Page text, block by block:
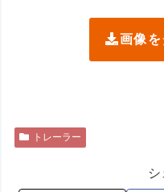
画像
トレーラー
シ